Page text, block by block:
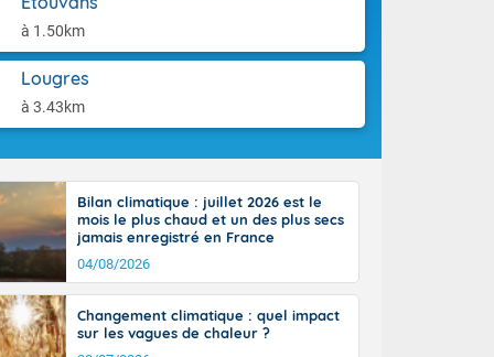
à 1.50km
Lougres
à 3.43km
sur
avec des
sur le sud
la
entre 50 et
résiste sur
Alpes à
et 20
Bilan climatique : juillet 2026 est le
mois le plus chaud et un des plus secs
jamais enregistré en France
04/08/2026
Changement climatique : quel impact
sur les vagues de chaleur ?